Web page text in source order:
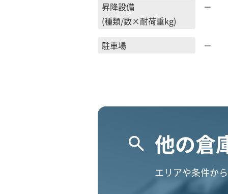
昇降設備
(種類/数×耐荷重kg)
－
駐車場 －
他の倉
エリアや条件か